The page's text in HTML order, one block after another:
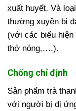
xuất huyết. Và
thường xuyên bị
(với các biểu hiện
thở nóng,….).
Chống chỉ định
Sản phẩm trà
với người bị dị